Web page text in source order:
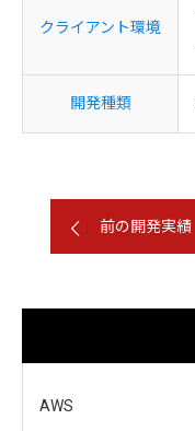
クライアント環境
開発種類
前の開発実績
AWS